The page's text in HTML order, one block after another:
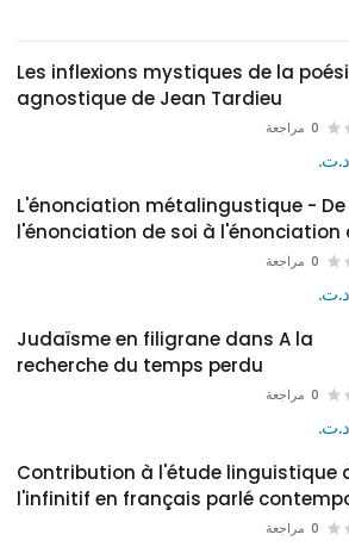
Les inflexions mystiques de la
agnostique de Jean Tardieu
0 مراجعة
L'énonciation métalingustique - De
l'énonciation de soi à l'énonciation
l'autre dans le monde et le
0 مراجعة
Judaïsme en filigrane dans A la
recherche du temps perdu
0 مراجعة
Contribution à l'étude linguistique
l'infinitif en français parlé
0 مراجعة